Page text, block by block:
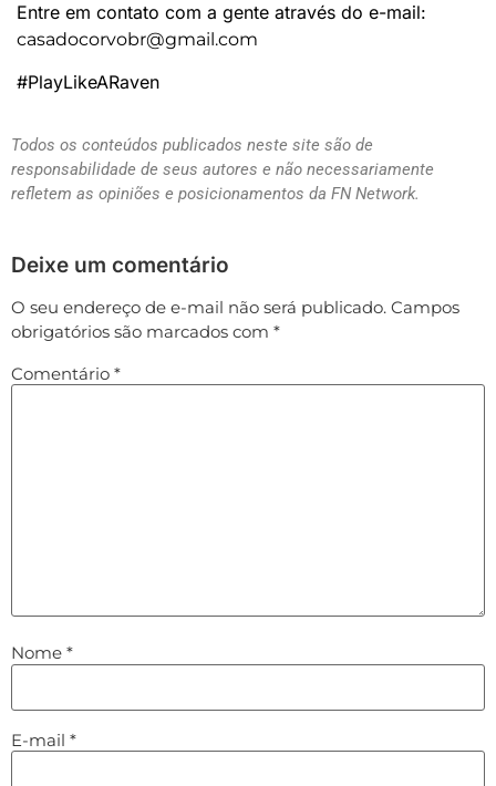
Entre em contato com a gente através do e-mail:
casadocorvobr@gmail.com
#PlayLikeARaven
Todos os conteúdos publicados neste site são de
responsabilidade de seus autores e não necessariamente
refletem as opiniões e posicionamentos da FN Network.
Deixe um comentário
O seu endereço de e-mail não será publicado. Campos
obrigatórios são marcados com *
Comentário *
Nome *
E-mail *